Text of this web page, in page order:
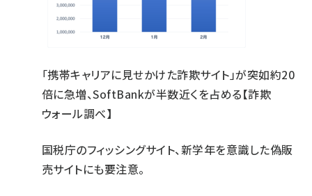
「携帯キャリアに見せかけた詐欺サイト」が突如約20
倍に急増、SoftBankが半数近くを占める【詐欺
ウォール調べ】
国税庁のフィッシングサイト、新学年を意識した偽販
売サイトにも要注意。